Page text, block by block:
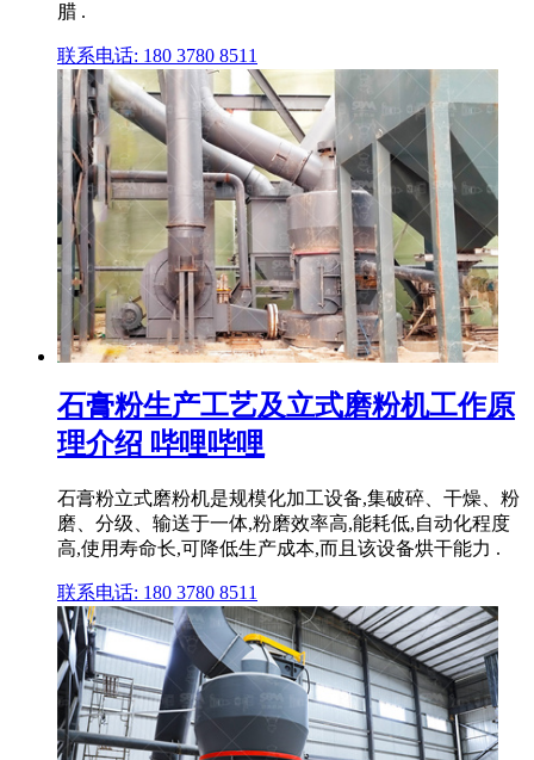
腊 .
联系电话: 180 3780 8511
石膏粉生产工艺及立式磨粉机工作原
理介绍 哔哩哔哩
石膏粉立式磨粉机是规模化加工设备,集破碎、干燥、粉
磨、分级、输送于一体,粉磨效率高,能耗低,自动化程度
高,使用寿命长,可降低生产成本,而且该设备烘干能力 .
联系电话: 180 3780 8511